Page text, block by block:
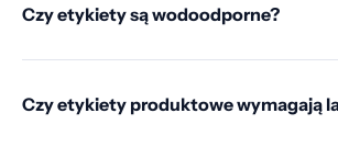
Czy etykiety są wodoodporne?
potrzebny w typowych zastosowaniach.
Czy etykiety produktowe wymagają